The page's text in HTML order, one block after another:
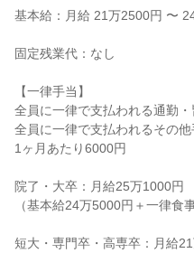
基本給：月給 21万2500円 〜
固定残業代：なし
【一律手当】
全員に一律で支払われる通勤
全員に一律で支払われるその他
1ヶ月あたり6000円
院了・大卒：月給25万1000円
（基本給24万5000円＋一律食
短大・専門卒・高専卒：月給